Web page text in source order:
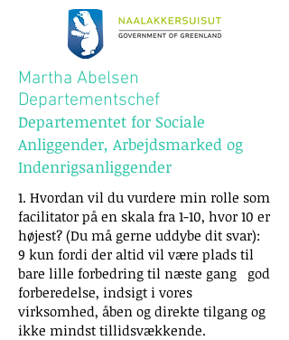
Martha Abelsen
Departementschef
Departementet for Sociale
Anliggender, Arbejdsmarked og
Indenrigsanliggender
1. Hvordan vil du vurdere min rolle som
facilitator på en skala fra 1-10, hvor 10 er
højest? (Du må gerne uddybe dit svar):
9 kun fordi der altid vil være plads til
bare lille forbedring til næste gang god
forberedelse, indsigt i vores
virksomhed, åben og direkte tilgang og
ikke mindst tillidsvækkende.